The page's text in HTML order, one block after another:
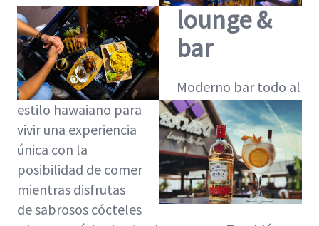
lounge &
bar
Moderno bar todo al
estilo hawaiano para
vivir una experiencia
única con la
posibilidad de comer
mientras disfrutas
de sabrosos cócteles